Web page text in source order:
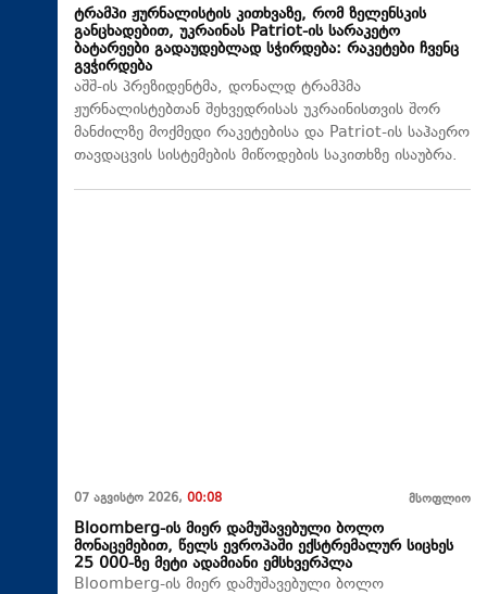
ტრამპი ჟურნალისტის კითხვაზე, რომ ზელენსკის
განცხადებით, უკრაინას Patriot-ის სარაკეტო
ბატარეები გადაუდებლად სჭირდება: რაკეტები ჩვენც
გვჭირდება
აშშ-ის პრეზიდენტმა, დონალდ ტრამპმა
ჟურნალისტებთან შეხვედრისას უკრაინისთვის შორ
მანძილზე მოქმედი რაკეტებისა და Patriot-ის საჰაერო
თავდაცვის სისტემების მიწოდების საკითხზე ისაუბრა.
07 აგვისტო 2026, 00:08 მსოფლიო
Bloomberg-ის მიერ დამუშავებული ბოლო
მონაცემებით, წელს ევროპაში ექსტრემალურ სიცხეს
25 000-ზე მეტი ადამიანი ემსხვერპლა
Bloomberg-ის მიერ დამუშავებული ბოლო